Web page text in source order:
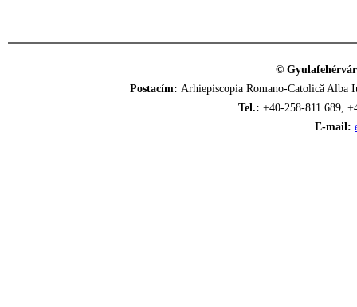
©
Postacím: Arhiepiscopia Romano-Catolică
Tel.: +40-258-811.689,
E-mail: